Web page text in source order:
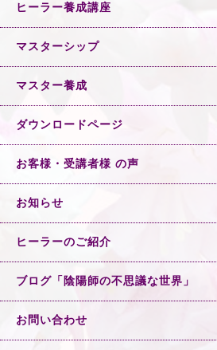
ヒーラー養成講座
マスターシップ
マスター養成
ダウンロードページ
お客様・受講者様 の声
お知らせ
ヒーラーのご紹介
ブログ「陰陽師の不思議な世界」
お問い合わせ